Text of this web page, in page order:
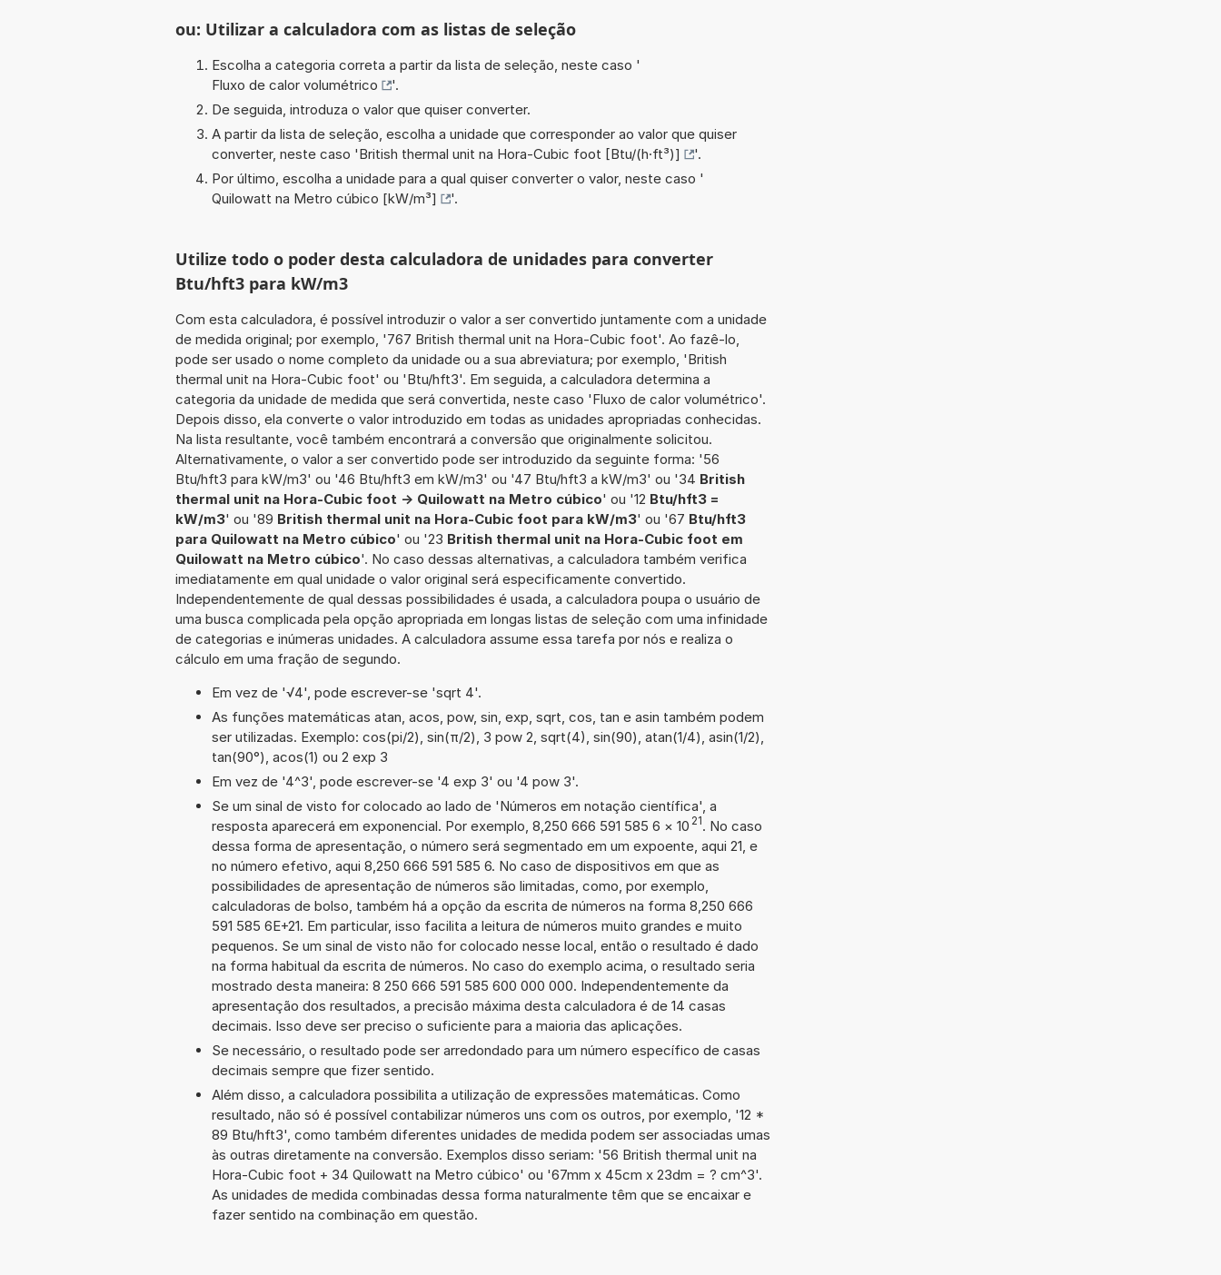
ou: Utilizar a calculadora com as listas de seleção
Escolha a categoria correta a partir da lista de seleção, neste caso '
Fluxo de calor volumétrico
'.
De seguida, introduza o valor que quiser converter.
A partir da lista de seleção, escolha a unidade que corresponder ao valor que quiser
converter, neste caso 'British thermal unit na Hora-Cubic foot [Btu/(h·ft³)]
'.
Por último, escolha a unidade para a qual quiser converter o valor, neste caso '
Quilowatt na Metro cúbico [kW/m³]
'.
Utilize todo o poder desta calculadora de unidades para converter
Btu/hft3 para kW/m3
Com esta calculadora, é possível introduzir o valor a ser convertido juntamente com a unidade
de medida original; por exemplo, '767 British thermal unit na Hora-Cubic foot'. Ao fazê-lo,
pode ser usado o nome completo da unidade ou a sua abreviatura; por exemplo, 'British
thermal unit na Hora-Cubic foot' ou 'Btu/hft3'. Em seguida, a calculadora determina a
categoria da unidade de medida que será convertida, neste caso 'Fluxo de calor volumétrico'.
Depois disso, ela converte o valor introduzido em todas as unidades apropriadas conhecidas.
Na lista resultante, você também encontrará a conversão que originalmente solicitou.
Alternativamente, o valor a ser convertido pode ser introduzido da seguinte forma: '56
Btu/hft3 para kW/m3' ou '46 Btu/hft3 em kW/m3' ou '47 Btu/hft3 a kW/m3' ou '34 British
thermal unit na Hora-Cubic foot -> Quilowatt na Metro cúbico' ou '12 Btu/hft3 =
kW/m3' ou '89 British thermal unit na Hora-Cubic foot para kW/m3' ou '67 Btu/hft3
para Quilowatt na Metro cúbico' ou '23 British thermal unit na Hora-Cubic foot em
Quilowatt na Metro cúbico'. No caso dessas alternativas, a calculadora também verifica
imediatamente em qual unidade o valor original será especificamente convertido.
Independentemente de qual dessas possibilidades é usada, a calculadora poupa o usuário de
uma busca complicada pela opção apropriada em longas listas de seleção com uma infinidade
de categorias e inúmeras unidades. A calculadora assume essa tarefa por nós e realiza o
cálculo em uma fração de segundo.
Em vez de '√4', pode escrever-se 'sqrt 4'.
As funções matemáticas atan, acos, pow, sin, exp, sqrt, cos, tan e asin também podem
ser utilizadas. Exemplo: cos(pi/2), sin(π/2), 3 pow 2, sqrt(4), sin(90), atan(1/4), asin(1/2),
tan(90°), acos(1) ou 2 exp 3
Em vez de '4^3', pode escrever-se '4 exp 3' ou '4 pow 3'.
Se um sinal de visto for colocado ao lado de 'Números em notação científica', a
resposta aparecerá em exponencial. Por exemplo, 8,250 666 591 585 6 × 10 21. No caso
dessa forma de apresentação, o número será segmentado em um expoente, aqui 21, e
no número efetivo, aqui 8,250 666 591 585 6. No caso de dispositivos em que as
possibilidades de apresentação de números são limitadas, como, por exemplo,
calculadoras de bolso, também há a opção da escrita de números na forma 8,250 666
591 585 6E+21. Em particular, isso facilita a leitura de números muito grandes e muito
pequenos. Se um sinal de visto não for colocado nesse local, então o resultado é dado
na forma habitual da escrita de números. No caso do exemplo acima, o resultado seria
mostrado desta maneira: 8 250 666 591 585 600 000 000. Independentemente da
apresentação dos resultados, a precisão máxima desta calculadora é de 14 casas
decimais. Isso deve ser preciso o suficiente para a maioria das aplicações.
Se necessário, o resultado pode ser arredondado para um número específico de casas
decimais sempre que fizer sentido.
Além disso, a calculadora possibilita a utilização de expressões matemáticas. Como
resultado, não só é possível contabilizar números uns com os outros, por exemplo, '12 *
89 Btu/hft3', como também diferentes unidades de medida podem ser associadas umas
às outras diretamente na conversão. Exemplos disso seriam: '56 British thermal unit na
Hora-Cubic foot + 34 Quilowatt na Metro cúbico' ou '67mm x 45cm x 23dm = ? cm^3'.
As unidades de medida combinadas dessa forma naturalmente têm que se encaixar e
fazer sentido na combinação em questão.